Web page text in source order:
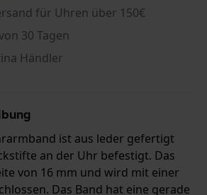
für Uhren über 150€
30 Tagen
Händler
ist aus leder gefertigt
an der Uhr befestigt. Das
von 16 mm und wird mit einer
Das Band hat eine gerade